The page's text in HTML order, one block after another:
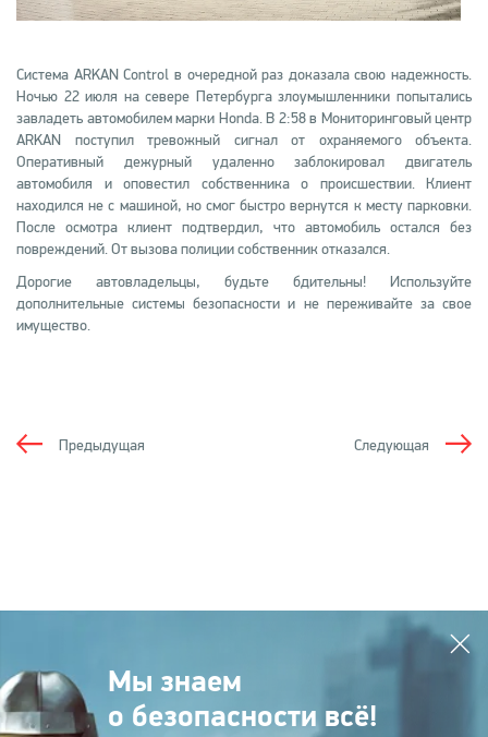
Система ARKAN Control в очередной раз доказала свою надежность.
Ночью 22 июля на севере Петербурга злоумышленники попытались
завладеть автомобилем марки Honda. В 2:58 в Мониторинговый центр
ARKAN поступил тревожный сигнал от охраняемого объекта.
Оперативный дежурный удаленно заблокировал двигатель
автомобиля и оповестил собственника о происшествии. Клиент
находился не с машиной, но смог быстро вернутся к месту парковки.
После осмотра клиент подтвердил, что автомобиль остался без
повреждений. От вызова полиции собственник отказался.
Дорогие автовладельцы, будьте бдительны! Используйте
дополнительные системы безопасности и не переживайте за свое
имущество.
Следующая
Предыдущая
Мы знаем
о безопасности всё!